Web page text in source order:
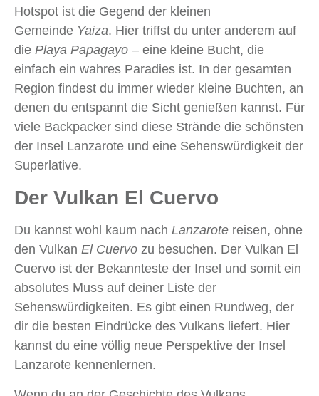
Hotspot ist die Gegend der kleinen
Gemeinde Yaiza. Hier triffst du unter anderem auf
die Playa Papagayo – eine kleine Bucht, die
einfach ein wahres Paradies ist. In der gesamten
Region findest du immer wieder kleine Buchten, an
denen du entspannt die Sicht genießen kannst. Für
viele Backpacker sind diese Strände die schönsten
der Insel Lanzarote und eine Sehenswürdigkeit der
Superlative.
Der Vulkan El Cuervo
Du kannst wohl kaum nach Lanzarote reisen, ohne
den Vulkan El Cuervo zu besuchen. Der Vulkan El
Cuervo ist der Bekannteste der Insel und somit ein
absolutes Muss auf deiner Liste der
Sehenswürdigkeiten. Es gibt einen Rundweg, der
dir die besten Eindrücke des Vulkans liefert. Hier
kannst du eine völlig neue Perspektive der Insel
Lanzarote kennenlernen.